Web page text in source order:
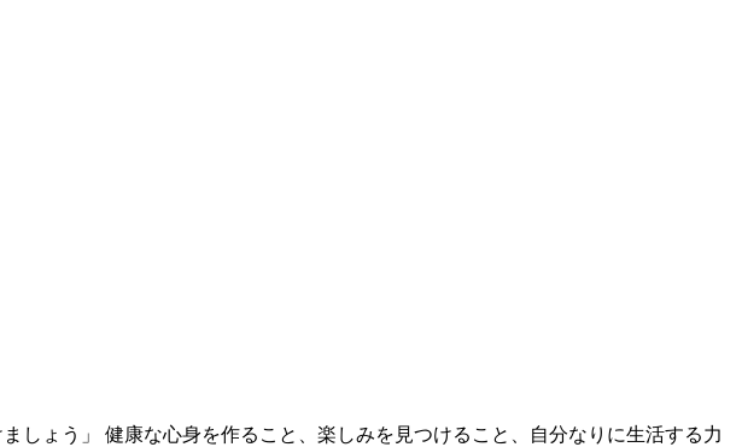
しょう」 健康な心身を作ること、楽しみを見つけること、自分なりに生活する力